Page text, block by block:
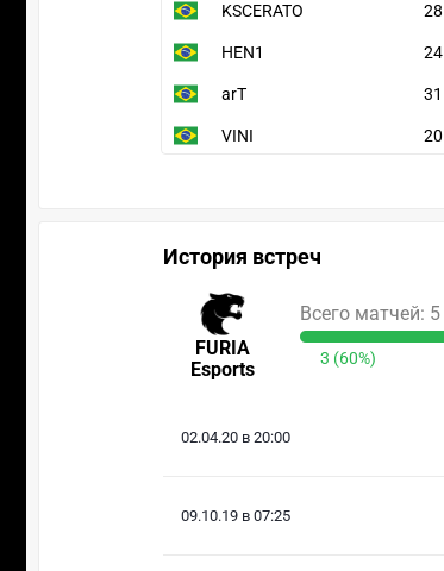
KSCERATO 28
HEN1 24
arT 31
VINI 20
История встреч
FURIA
Esports
Всего матчей: 5
3 (60%)
02.04.20 в 20:00
09.10.19 в 07:25